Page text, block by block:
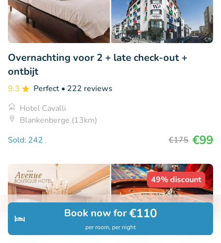
Search Bookings
Book now for€110
per room, per night
Overnachting voor 2 + late check-out +
ontbijt
9.3 Perfect • 222 reviews
Hotel Cavalli
Blankenberge (13km)
Sold: 242
€175 €99
49% discount